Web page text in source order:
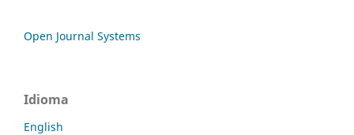
Open Journal Systems
Idioma
English